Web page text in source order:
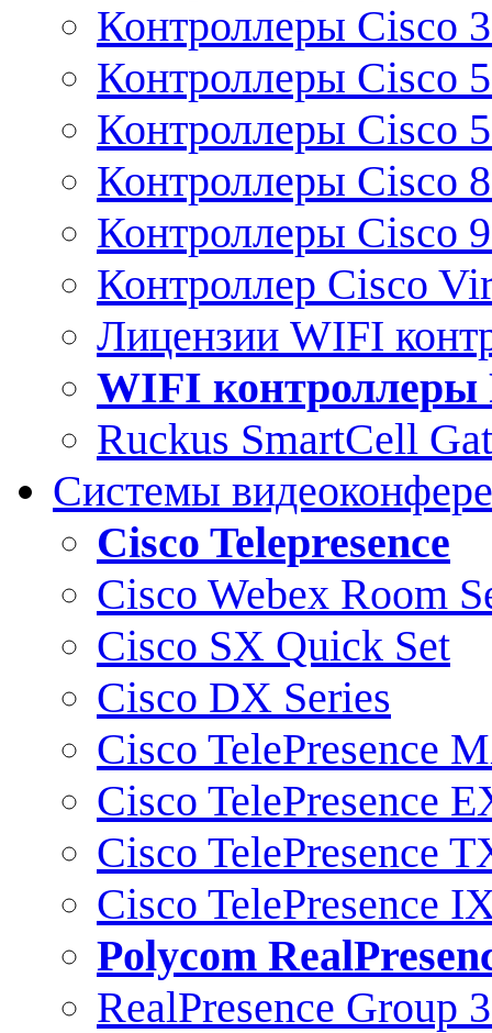
Контроллеры Cisco
Контроллеры Cisco
Контроллеры Cisco
Контроллеры Cisco
Контроллеры Cisco
Контроллер Cisco
Лицензии WIFI
WIFI контроллеры
Ruckus SmartCell
Системы
Cisco Telepresence
Cisco Webex Room
Cisco SX Quick Set
Cisco DX Series
Cisco TelePresence
Cisco TelePresence
Cisco TelePresence
Cisco TelePresence
Polycom
RealPresence Group